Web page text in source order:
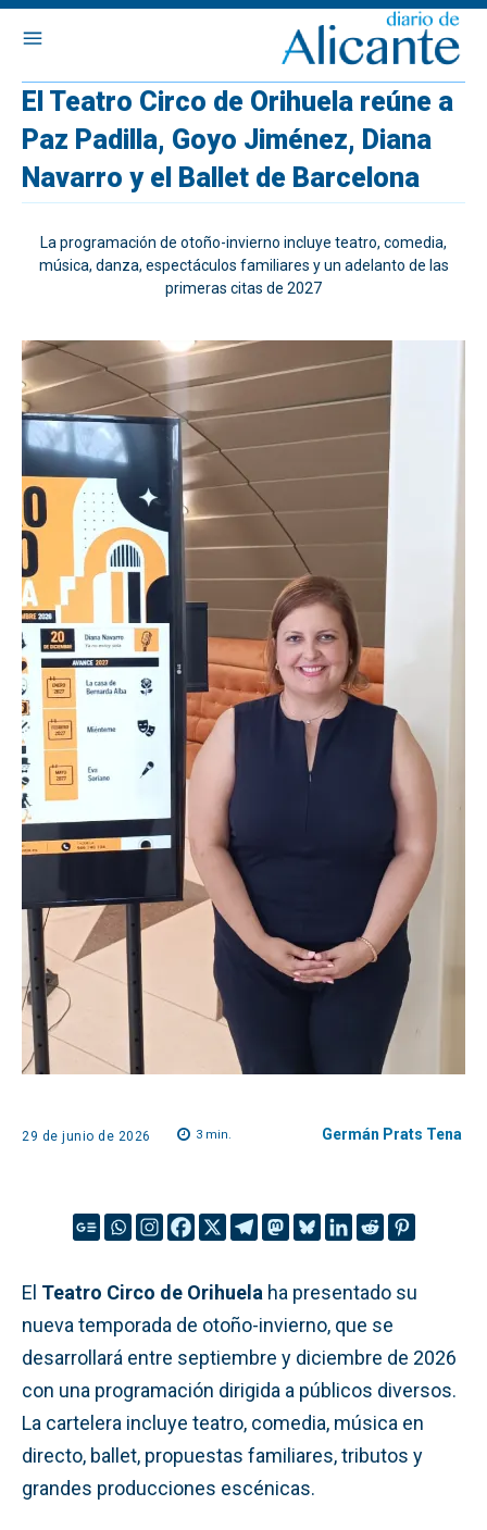
El Teatro Circo de Orihuela reúne a
Paz Padilla, Goyo Jiménez, Diana
Navarro y el Ballet de Barcelona
La programación de otoño-invierno incluye teatro, comedia,
música, danza, espectáculos familiares y un adelanto de las
primeras citas de 2027
29 de junio de 2026 3min. Germán Prats Tena
El Teatro Circo de Orihuela ha presentado su
nueva temporada de otoño-invierno, que se
desarrollará entre septiembre y diciembre de 2026
con una programación dirigida a públicos diversos.
La cartelera incluye teatro, comedia, música en
directo, ballet, propuestas familiares, tributos y
grandes producciones escénicas.